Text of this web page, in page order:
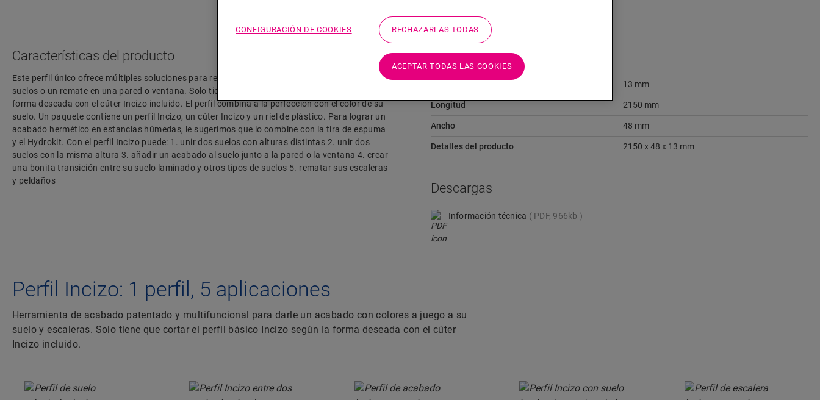
Características del producto
Este perfil único ofrece múltiples soluciones para rematar su suelo, como la transición entre
suelos o un remate en una pared o ventana. Solo tiene que cortar el perfil Incizo según la
forma deseada con el cúter Incizo incluido. El perfil combina a la perfección con el color de su
suelo. Un paquete contiene un perfil Incizo, un cúter Incizo y un riel de plástico. Para lograr un
acabado hermético en estancias húmedas, le sugerimos que lo combine con la tira de espuma
y el Hydrokit. Con el perfil Incizo puede: 1. unir dos suelos con alturas distintas 2. unir dos
suelos con la misma altura 3. añadir un acabado al suelo junto a la pared o la ventana 4. crear
una bonita transición entre su suelo laminado y otros tipos de suelos 5. rematar sus escaleras
y peldaños
Dimensiones
13 mm
Longitud 2150 mm
Ancho 48 mm
Detalles del producto 2150 x 48 x 13 mm
Descargas
Información técnica PDF, 966kb
Perfil Incizo: 1 perfil, 5 aplicaciones
Herramienta de acabado patentado y multifuncional para darle un acabado con colores a juego a su
suelo y escaleras. Solo tiene que cortar el perfil básico Incizo según la forma deseada con el cúter
Incizo incluido.
CONFIGURACIÓN DE COOKIES RECHAZARLAS TODAS
ACEPTAR TODAS LAS COOKIES